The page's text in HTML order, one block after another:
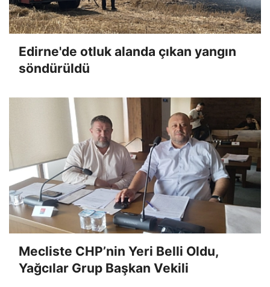
Edirne'de otluk alanda çıkan yangın
söndürüldü
Mecliste CHP’nin Yeri Belli Oldu,
Yağcılar Grup Başkan Vekili